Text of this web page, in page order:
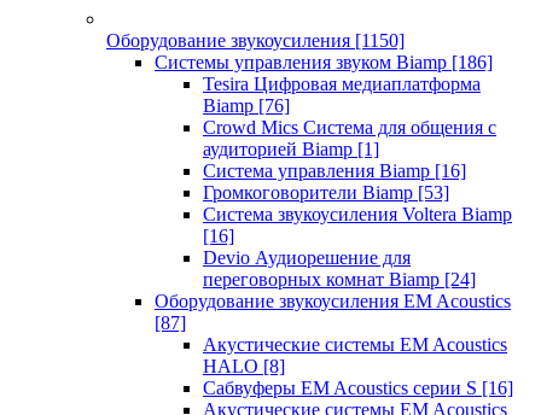
Оборудование звукоусиления [1150]
Системы управления звуком Biamp [186]
Tesira Цифровая медиаплатформа
Biamp [76]
Crowd Mics Система для общения с
аудиторией Biamp [1]
Система управления Biamp [16]
Громкоговорители Biamp [53]
Система звукоусиления Voltera Biamp
[16]
Devio Аудиорешение для
переговорных комнат Biamp [24]
Оборудование звукоусиления EM Acoustics
[87]
Акустические системы EM Acoustics
HALO [8]
Сабвуферы EM Acoustics серии S [16]
Акустические системы EM Acoustics